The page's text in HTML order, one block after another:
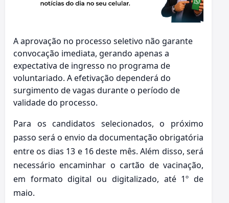
A aprovação no processo seletivo não garante
convocação imediata, gerando apenas a
expectativa de ingresso no programa de
voluntariado. A efetivação dependerá do
surgimento de vagas durante o período de
validade do processo.
Para os candidatos selecionados, o próximo
passo será o envio da documentação obrigatória
entre os dias 13 e 16 deste mês. Além disso, será
necessário encaminhar o cartão de vacinação,
em formato digital ou digitalizado, até 1º de
maio.